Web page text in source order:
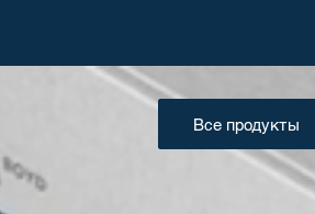
Все продукты